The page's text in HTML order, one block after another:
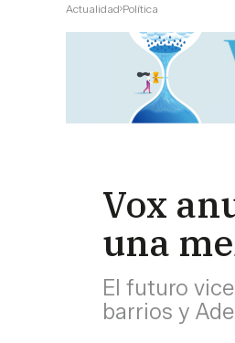
Actualidad Política
Vox
una
El futuro
barrios y